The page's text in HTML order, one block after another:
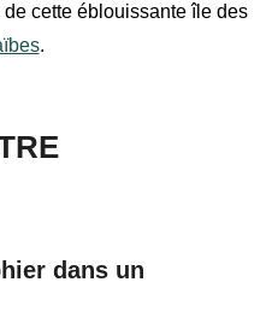
de cette éblouissante île des
.
dans un